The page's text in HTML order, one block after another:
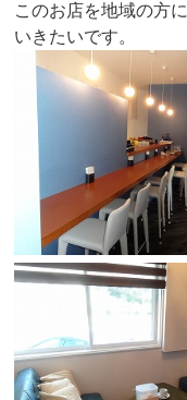
このお店を地域の方
いきたいです。